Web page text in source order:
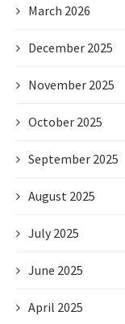
March 2026
December 2025
November 2025
October 2025
September 2025
August 2025
July 2025
June 2025
April 2025